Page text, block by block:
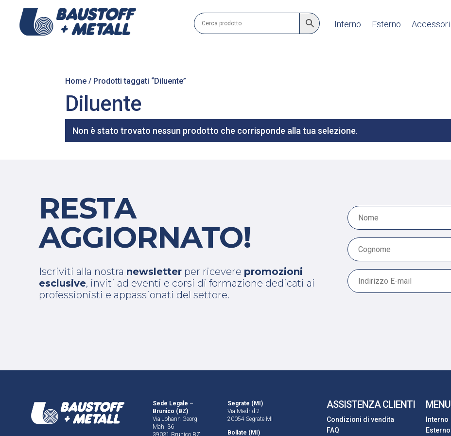
Interno Esterno Accessori
Home / Prodotti taggati “Diluente”
Diluente
Non è stato trovato nessun prodotto che corrisponde alla tua selezione.
RESTA
AGGIORNATO!
Iscriviti alla nostra newsletter per ricevere promozioni
esclusive, inviti ad eventi e corsi di formazione dedicati ai
professionisti e appassionati del settore.
Sede Legale –
Brunico (BZ)
Via Johann Georg
Mahl 36
39031 Brunico BZ
Segrate (MI)
Via Madrid 2
20054 Segrate MI
Bollate (MI)
ASSISTENZA CLIENTI
Condizioni di vendita
FAQ
Interno
Esterno